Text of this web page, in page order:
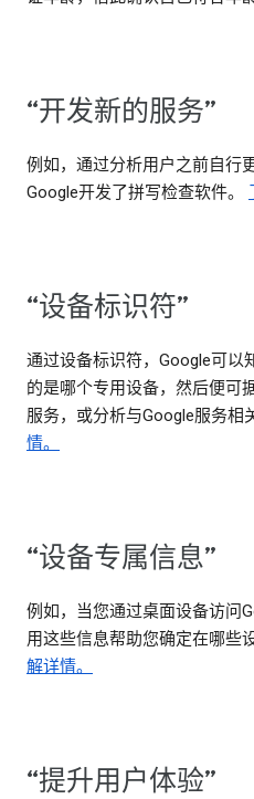
“开发新的服务”
例如，通过分析用户之前自行
Google开发了拼写检查软件。
“设备标识符”
通过设备标识符，Google可以
的是哪个专用设备，然后便可
服务，或分析与Google服务相
情。
“设备专属信息”
例如，当您通过桌面设备访问
用这些信息帮助您确定在哪些
解详情。
“提升用户体验”